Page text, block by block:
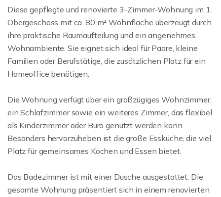
Diese gepflegte und renovierte 3-Zimmer-Wohnung im 1.
Obergeschoss mit ca. 80 m² Wohnfläche überzeugt durch
ihre praktische Raumaufteilung und ein angenehmes
Wohnambiente. Sie eignet sich ideal für Paare, kleine
Familien oder Berufstätige, die zusätzlichen Platz für ein
Homeoffice benötigen.
Die Wohnung verfügt über ein großzügiges Wohnzimmer,
ein Schlafzimmer sowie ein weiteres Zimmer, das flexibel
als Kinderzimmer oder Büro genutzt werden kann.
Besonders hervorzuheben ist die große Essküche, die viel
Platz für gemeinsames Kochen und Essen bietet.
Das Badezimmer ist mit einer Dusche ausgestattet. Die
gesamte Wohnung präsentiert sich in einem renovierten